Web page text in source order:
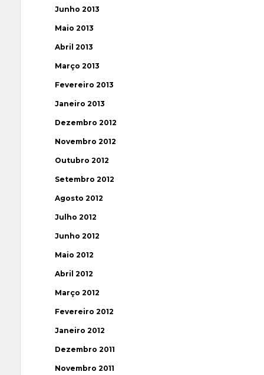
Junho 2013
Maio 2013
Abril 2013
Março 2013
Fevereiro 2013
Janeiro 2013
Dezembro 2012
Novembro 2012
Outubro 2012
Setembro 2012
Agosto 2012
Julho 2012
Junho 2012
Maio 2012
Abril 2012
Março 2012
Fevereiro 2012
Janeiro 2012
Dezembro 2011
Novembro 2011